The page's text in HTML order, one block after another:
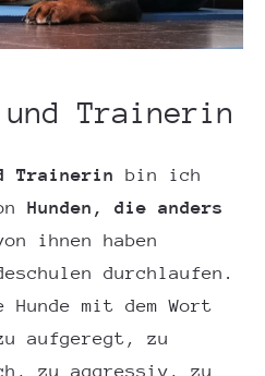
Trainerin
Trainerin
bin ich
Hunden, die anders
ihnen haben
durchlaufen.
mit dem Wort
aufgeregt, zu
zu aggressiv, zu